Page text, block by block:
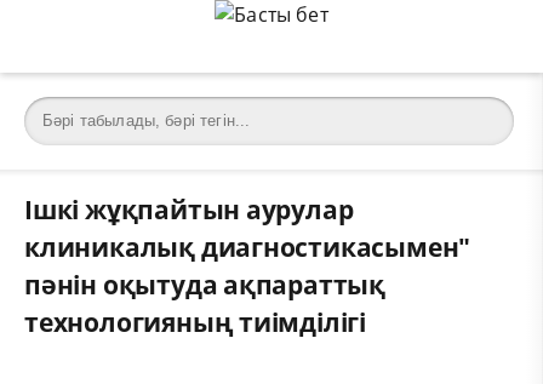
Ішкі жұқпайтын аурулар
клиникалық диагностикасымен"
пәнін оқытуда ақпараттық
технологияның тиімділігі